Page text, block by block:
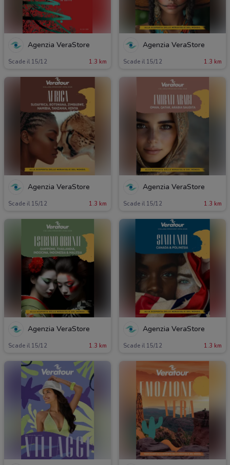
Agenzia VeraStore
Scade il 15/12 1.3 km
Agenzia VeraStore
Scade il 15/12 1.3 km
Agenzia VeraStore
Scade il 15/12 1.3 km
Agenzia VeraStore
Scade il 15/12 1.3 km
Agenzia VeraStore
Scade il 15/12 1.3 km
Agenzia VeraStore
Scade il 15/12 1.3 km